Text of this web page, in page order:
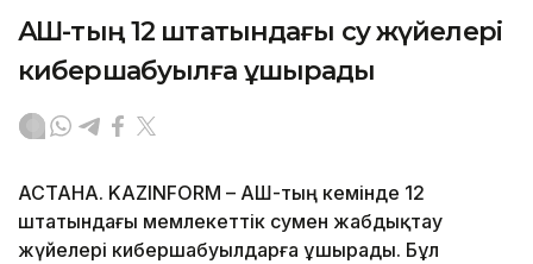
АҚШ-тың 12 штатындағы су жүйелері
кибершабуылға ұшырады
АСТАНА. KAZINFORM – АҚШ-тың кемінде 12
штатындағы мемлекеттік сумен жабдықтау
жүйелері кибершабуылдарға ұшырады. Бұл